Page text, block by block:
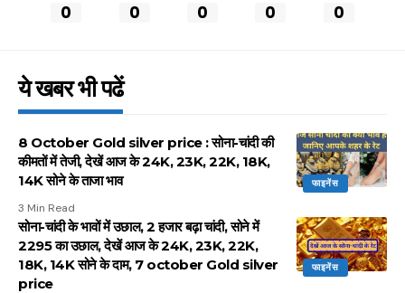
0 0 0 0 0
ये खबर भी पढें
फाइनेंस
8 October Gold silver price : सोना-चांदी की
कीमतों में तेजी, देखें आज के 24K, 23K, 22K, 18K,
14K सोने के ताजा भाव
3 Min Read
फाइनेंस
सोना-चांदी के भावों में उछाल, 2 हजार बढ़ा चांदी, सोने में
2295 का उछाल, देखें आज के 24K, 23K, 22K,
18K, 14K सोने के दाम, 7 october Gold silver
price